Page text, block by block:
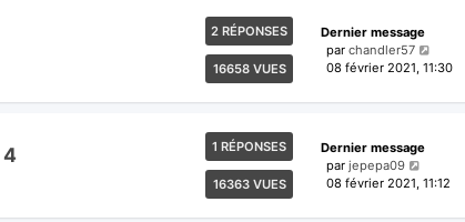
2 RÉPONSES
16658 VUES
Dernier message
par chandler57
08 février 2021, 11:30
4 1 RÉPONSES
16363 VUES
Dernier message
par jepepa09
08 février 2021, 11:12